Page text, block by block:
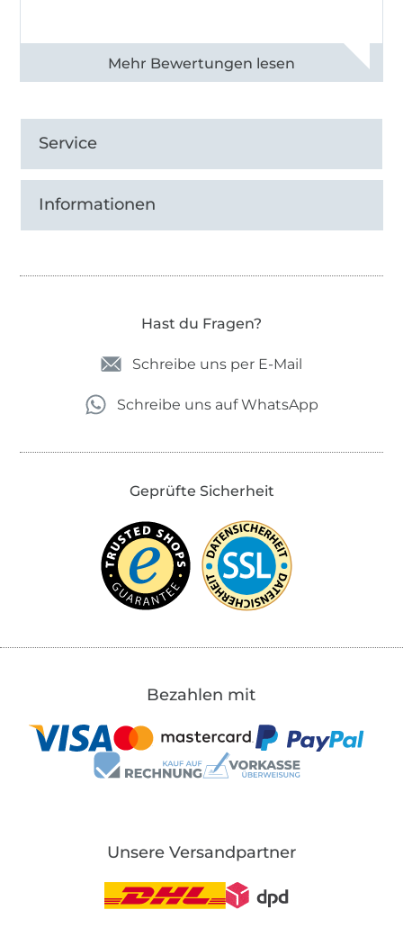
Alle 82968 Bewertungen ansehen
Service
Informationen
Hast du Fragen?
Schreibe uns per E-Mail
Schreibe uns auf WhatsApp
Geprüfte Sicherheit
Bezahlen mit
Unsere Versandpartner